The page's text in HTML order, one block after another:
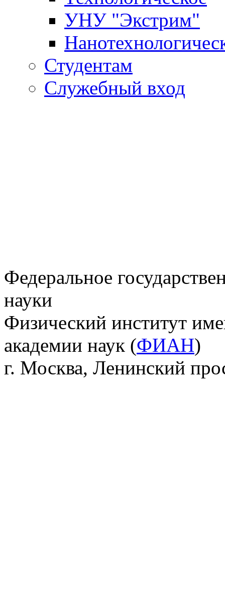
УНУ "Экстрим"
Студентам
Служебный вход
Федеральное
науки
Физический институт
академии наук (ФИАН)
г. Москва, Ленинский